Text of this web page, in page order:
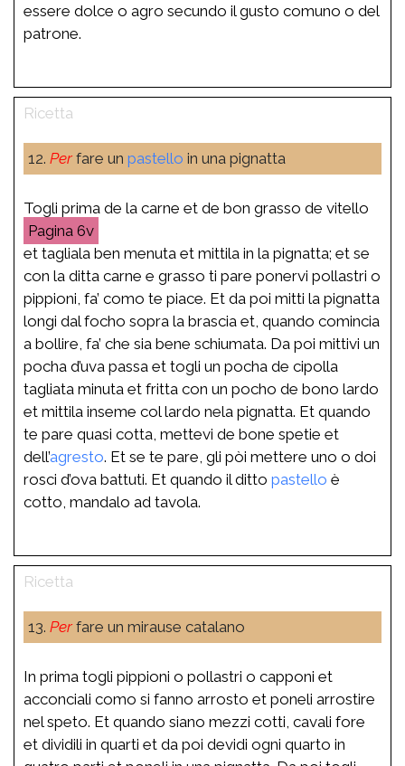
essere dolce o agro secundo il gusto comuno o del
patrone.
12. Perfare un pastello in una pignatta
Togli prima de la carne et de bon grasso de vitello
6v
et tagliala ben menuta et mittila in la pignatta; et se
con la ditta carne e grasso ti pare ponervi pollastri o
pippioni, fa’ como te piace. Et da poi mitti la pignatta
longi dal focho sopra la brascia et, quando comincia
a bollire, fa’ che sia bene schiumata. Da poi mittivi un
pocha d’uva passa et togli un pocha de cipolla
tagliata minuta et fritta con un pocho de bono lardo
et mittila inseme col lardo nela pignatta. Et quando
te pare quasi cotta, mettevi de bone spetie et
dell’agresto. Et se te pare, gli pòi mettere uno o doi
rosci d’ova battuti. Et quando il ditto pastello è
cotto, mandalo ad tavola.
13. Perfare un mirause catalano
In prima togli pippioni o pollastri o capponi et
acconciali como si fanno arrosto et poneli arrostire
nel speto. Et quando siano mezzi cotti, cavali fore
et dividili in quarti et da poi devidi ogni quarto in